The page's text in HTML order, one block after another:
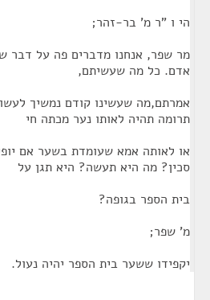
הי ו "ר מ' בר-זהר;
מר שפר, אנחנו מדברים פה על דבר
אדם. כל מה שעשיתם,
אמרתם,מה שעשינו קודם נמשיך
תרומה תהיה לאותו נער מכתה חי
או לאותה אמא שעומדת בשער אם
סכין? מה היא תעשה? היא תגן על
בית הספר בגופה?
מ' שפר;
יקפידו ששער בית הספר יהיה נעול.